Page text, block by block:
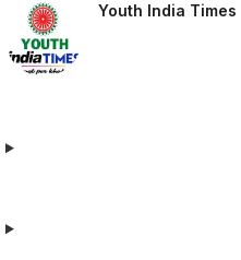
Youth India Times